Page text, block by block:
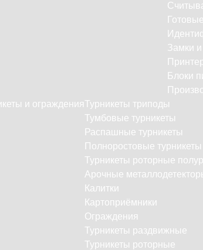
Замки
Блоки
и огражденияТурникеты триподы
Тумбовые турникеты
Распашные турникеты
Полноростовые турникеты
Турникеты роторные
Арочные
Калитки
Картоприёмники
Ограждения
Турникеты раздвижные
Турникеты роторные